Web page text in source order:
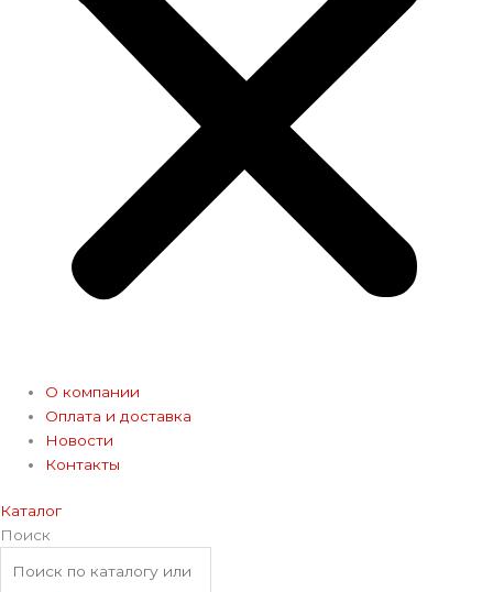
О компании
Оплата и доставка
Новости
Контакты
Каталог
Поиск